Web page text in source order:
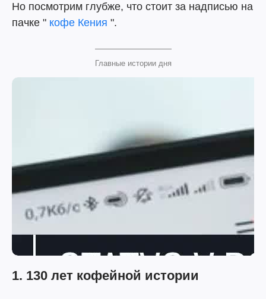
Но посмотрим глубже, что стоит за надписью на
пачке " кофе Кения ".
Главные истории дня
1. 130 лет кофейной истории